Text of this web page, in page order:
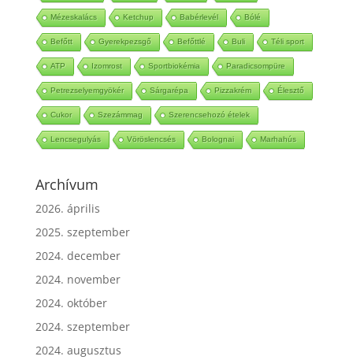
Mézeskalács Ketchup Babérlevél Bólé
Befőtt Gyerekpezsgő Befőttlé Buli Téli sport
ATP Izomrost Sportbiokémia Paradicsompüre
Petrezselyemgyökér Sárgarépa Pizzakrém Élesztő
Cukor Szezámmag Szerencsehozó ételek
Lencsegulyás Vöröslencsés Bolognai Marhahús
Archívum
2026. április
2025. szeptember
2024. december
2024. november
2024. október
2024. szeptember
2024. augusztus